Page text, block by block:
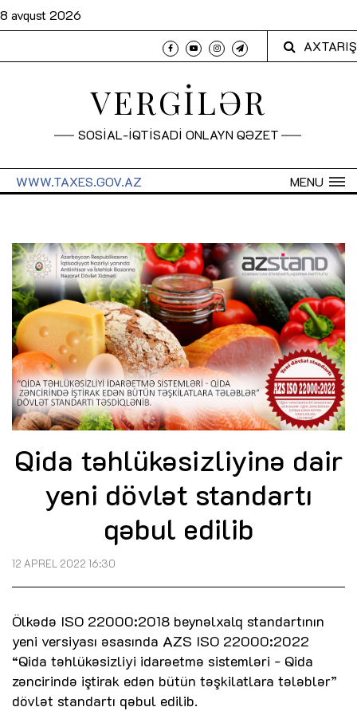
8 avqust 2026
AXTARIŞ
VERGİLƏR
SOSİAL-İQTİSADİ ONLAYN QƏZET
MENU
WWW.TAXES.GOV.AZ
Qida təhlükəsizliyinə dair
yeni dövlət standartı
qəbul edilib
12 APREL 2022 16:30
Ölkədə ISO 22000:2018 beynəlxalq standartının
yeni versiyası əsasında AZS ISO 22000:2022
“Qida təhlükəsizliyi idarəetmə sistemləri - Qida
zəncirində iştirak edən bütün təşkilatlara tələblər”
dövlət standartı qəbul edilib.